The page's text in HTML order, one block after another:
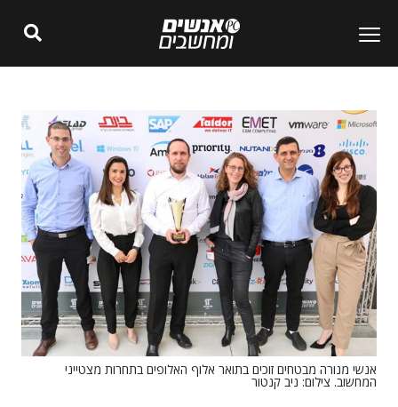
אנשי מנורה מבטחים זוכים בתואר אלוף האלופים בתחרות מצטייני
המחשוב. צילום: ניב קנטור